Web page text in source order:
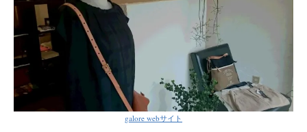
galore webサイト